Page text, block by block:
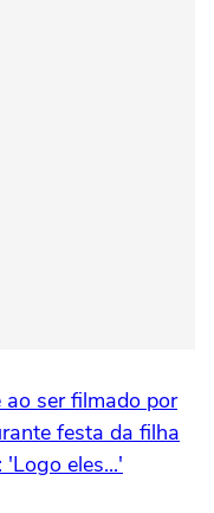
ao ser filmado por
festa da filha
eles...'